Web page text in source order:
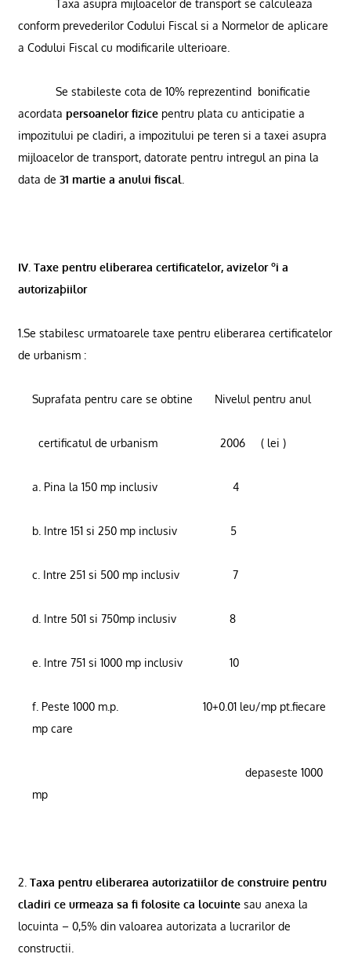
Taxa asupra mijloacelor de transport se calculeaza
conform prevederilor Codului Fiscal si a Normelor de aplicare
a Codului Fiscal cu modificarile ulterioare.
Se stabileste cota de 10% reprezentind bonificatie
acordata persoanelor fizicepentru plata cu anticipatie a
impozitului pe cladiri, a impozitului pe teren si a taxei asupra
mijloacelor de transport, datorate pentru intregul an pina la
data de 31 martie a anului fiscal
IV. Taxe pentru eliberarea certificatelor, avizelor ºi a
autorizaþiilor
1.Se stabilesc urmatoarele taxe pentru eliberarea certificatelor
de urbanism :
Suprafata pentru care se obtine Nivelul pentru anul
certificatul de urbanism 2006 ( lei )
a. Pina la 150 mp inclusiv 4
b. Intre 151 si 250 mp inclusiv 5
c. Intre 251 si 500 mp inclusiv 7
d. Intre 501 si 750mp inclusiv 8
e. Intre 751 si 1000 mp inclusiv 10
f. Peste 1000 m.p. 10+0.01 leu/mp pt.fiecare
mp care
depaseste 1000
mp
2. Taxa pentru eliberarea autorizatiilor de construire pentru
cladiri ce urmeaza sa fi folosite ca locuintesau anexa la
locuinta – 0,5% din valoarea autorizata a lucrarilor de
constructii.